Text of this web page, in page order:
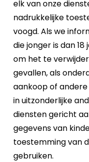
elk van onze
nadrukkelijke
voogd. Als we
die jonger is dan
om het te
gevallen, als
aankoop of
in uitzonderlijke
diensten gericht
gegevens van
toestemming van
gebruiken.